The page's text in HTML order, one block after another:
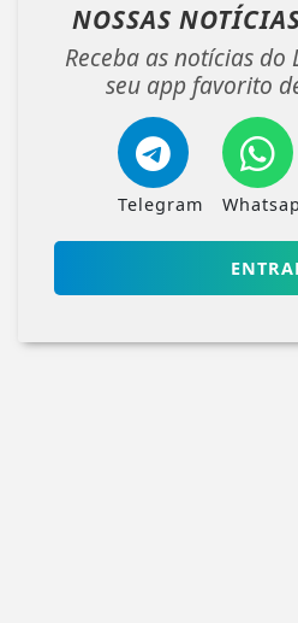
NOSSAS
Receba as notícias do
seu app favorito
Telegram